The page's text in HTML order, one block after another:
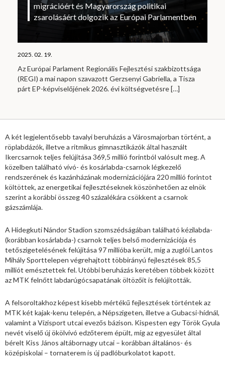
migrációért és Magyarország politikai
zsarolásáért dolgozik az Európai Parlamentben
2025. 02. 19.
Az Európai Parlament Regionális Fejlesztési szakbizottsága
(REGI) a mai napon szavazott Gerzsenyi Gabriella, a Tisza
párt EP-képviselőjének 2026. évi költségvetésre[…]
A két legjelentősebb tavalyi beruházás a Városmajorban történt, a
röplabdázók, illetve a ritmikus gimnasztikázók által használt
Ikercsarnok teljes felújítása 369,5 millió forintból valósult meg. A
közelben található vívó- és kosárlabda-csarnok légkezelő
rendszerének és kazánházának modernizációjára 220 millió forintot
költöttek, az energetikai fejlesztéseknek köszönhetően az elnök
szerint a korábbi összeg 40 százalékára csökkent a csarnok
gázszámlája.
A Hidegkuti Nándor Stadion szomszédságában található kézilabda-
(korábban kosárlabda-) csarnok teljes belső modernizációja és
tetőszigetelésének felújítása 97 millióba került, míg a zuglói Lantos
Mihály Sporttelepen végrehajtott többirányú fejlesztések 85,5
milliót emésztettek fel. Utóbbi beruházás keretében többek között
az MTK felnőtt labdarúgócsapatának öltözőit is felújították.
A felsoroltakhoz képest kisebb mértékű fejlesztések történtek az
MTK két kajak-kenu telepén, a Népszigeten, illetve a Gubacsi-hídnál,
valamint a Vízisport utcai evezős bázison. Kispesten egy Török Gyula
nevét viselő új ökölvívó edzőterem épült, míg az egyesület által
bérelt Kiss János altábornagy utcai – korábban általános- és
középiskolai – tornaterem is új padlóburkolatot kapott.